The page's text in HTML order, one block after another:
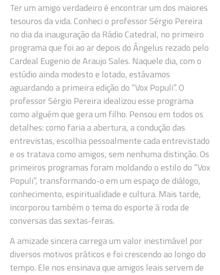
Ter um amigo verdadeiro é encontrar um dos maiores
tesouros da vida. Conheci o professor Sérgio Pereira
no dia da inauguração da Rádio Catedral, no primeiro
programa que foi ao ar depois do Ângelus rezado pelo
Cardeal Eugenio de Araujo Sales. Naquele dia, com o
estúdio ainda modesto e lotado, estávamos
aguardando a primeira edição do “Vox Populi”. O
professor Sérgio Pereira idealizou esse programa
como alguém que gera um filho. Pensou em todos os
detalhes: como faria a abertura, a condução das
entrevistas, escolhia pessoalmente cada entrevistado
e os tratava como amigos, sem nenhuma distinção. Os
primeiros programas foram moldando o estilo do “Vox
Populi”, transformando-o em um espaço de diálogo,
conhecimento, espiritualidade e cultura. Mais tarde,
incorporou também o tema do esporte à roda de
conversas das sextas-feiras.
A amizade sincera carrega um valor inestimável por
diversos motivos práticos e foi crescendo ao longo do
tempo. Ele nos ensinava que amigos leais servem de